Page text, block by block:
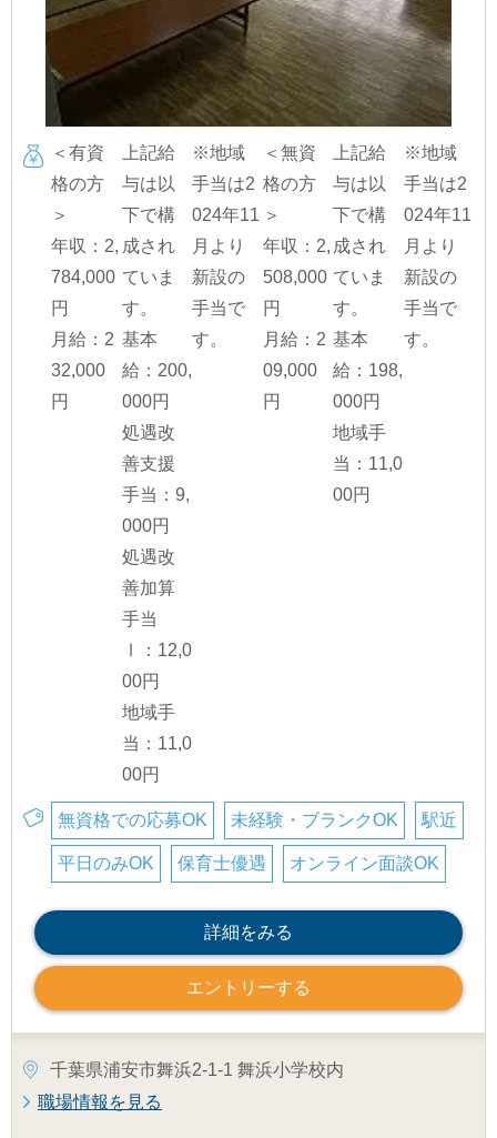
＜有資
格の方
＞
年収：2,
784,000
円
月給：2
32,000
円
上記給
与は以
下で構
成され
ていま
す。
基本
給：200,
000円
処遇改
善支援
手当：9,
000円
処遇改
善加算
手当
Ⅰ：12,0
00円
地域手
当：11,0
00円
※地域
手当は2
024年11
月より
新設の
手当で
す。
＜無資
格の方
＞
年収：2,
508,000
円
月給：2
09,000
円
上記給
与は以
下で構
成され
ていま
す。
基本
給：198,
000円
地域手
当：11,0
00円
※地域
手当は2
024年11
月より
新設の
手当で
す。
無資格での応募OK 未経験・ブランクOK 駅近
平日のみOK 保育士優遇 オンライン面談OK
詳細をみる
エントリーする
千葉県浦安市舞浜2-1-1 舞浜小学校内
職場情報を見る